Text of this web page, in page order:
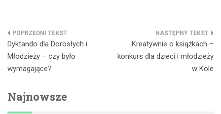
Nawigacja
wpisu
Dyktando dla Dorosłych i
Młodzieży – czy było
wymagające?
Kreatywnie o książkach –
konkurs dla dzieci i młodzieży
w Kole
Najnowsze